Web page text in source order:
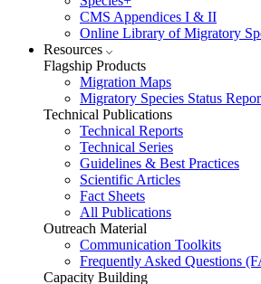
CMS Appendices I & II
Online Library of Migratory
Resources
Flagship Products
Migration Maps
Migratory Species Status
Technical Publications
Technical Reports
Technical Series
Guidelines & Best Practices
Scientific Articles
Fact Sheets
All Publications
Outreach Material
Communication Toolkits
Frequently Asked Questions
Capacity Building